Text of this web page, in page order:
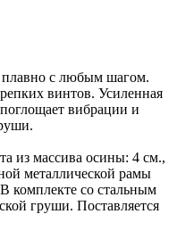
плавно с любым шагом.
винтов. Усиленная
вибрации и
из массива осины: 4 см.,
металлической рамы
комплекте со стальным
груши. Поставляется